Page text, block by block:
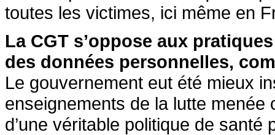
toutes les victimes, ici même en
La CGT s’oppose aux
des données personnelles,
Le gouvernement eut été mieux
enseignements de la lutte menée
d’une véritable politique de